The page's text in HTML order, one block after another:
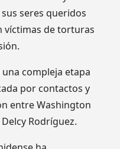
seres queridos
víctimas de torturas
compleja etapa
por contactos y
entre Washington
Rodríguez.